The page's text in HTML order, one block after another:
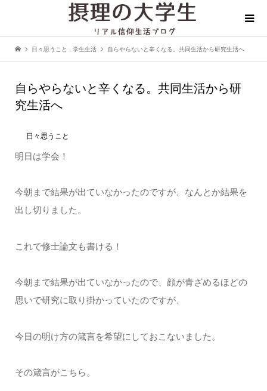
日々思うこと 学生生活 自らやらないと辛くなる。共同生活から研究生活へ
自らやらないと辛くなる。共同生活から研
究生活へ
日々思うこと
明日は学会！
今朝まで結果が出ていなかったのですが、なんとか結果を
出し切りました。
これで修士論文も書ける！
今朝まで結果が出ていなかったので、顔が青ざめるほどの
思いで研究に取り掛かっていたのですが、
今日の明け方の箴言を希望にしておこないました。
その箴言がこちら。